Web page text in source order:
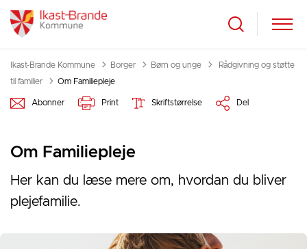
Ikast-Brande Kommune Borger Børn og unge
Tilbage til
Rådgivning og støtte
til familier
Om Familiepleje
Abonner Print Skriftstørrelse Del
Om Familiepleje
Her kan du læse mere om, hvordan du bliver
plejefamilie.